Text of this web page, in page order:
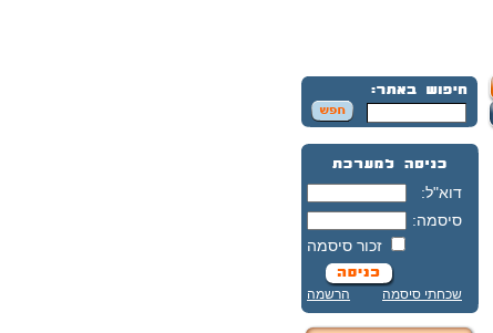
דוא"ל:
סיסמה:
זכור סיסמה
שכחתי סיסמה הרשמה